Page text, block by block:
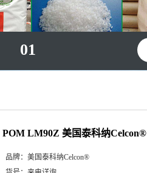
01
POM LM90Z 美国泰科纳Celcon®
品牌： 美国泰科纳Celcon®